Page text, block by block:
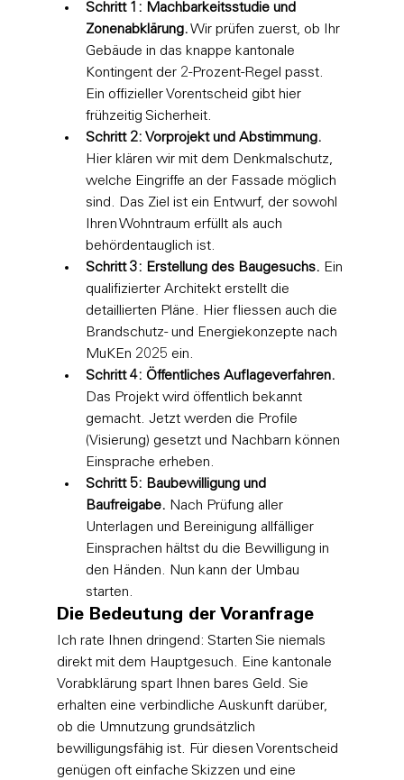
Schritt 1: Machbarkeitsstudie und
Zonenabklärung. Wir prüfen zuerst, ob Ihr
Gebäude in das knappe kantonale
Kontingent der 2-Prozent-Regel passt.
Ein offizieller Vorentscheid gibt hier
frühzeitig Sicherheit.
Schritt 2: Vorprojekt und Abstimmung.
Hier klären wir mit dem Denkmalschutz,
welche Eingriffe an der Fassade möglich
sind. Das Ziel ist ein Entwurf, der sowohl
Ihren Wohntraum erfüllt als auch
behördentauglich ist.
Schritt 3: Erstellung des Baugesuchs. Ein
qualifizierter Architekt erstellt die
detaillierten Pläne. Hier fliessen auch die
Brandschutz- und Energiekonzepte nach
MuKEn 2025 ein.
Schritt 4: Öffentliches Auflageverfahren.
Das Projekt wird öffentlich bekannt
gemacht. Jetzt werden die Profile
(Visierung) gesetzt und Nachbarn können
Einsprache erheben.
Schritt 5: Baubewilligung und
Baufreigabe. Nach Prüfung aller
Unterlagen und Bereinigung allfälliger
Einsprachen hältst du die Bewilligung in
den Händen. Nun kann der Umbau
starten.
Die Bedeutung der Voranfrage
Ich rate Ihnen dringend: Starten Sie niemals
direkt mit dem Hauptgesuch. Eine kantonale
Vorabklärung spart Ihnen bares Geld. Sie
erhalten eine verbindliche Auskunft darüber,
ob die Umnutzung grundsätzlich
bewilligungsfähig ist. Für diesen Vorentscheid
genügen oft einfache Skizzen und eine